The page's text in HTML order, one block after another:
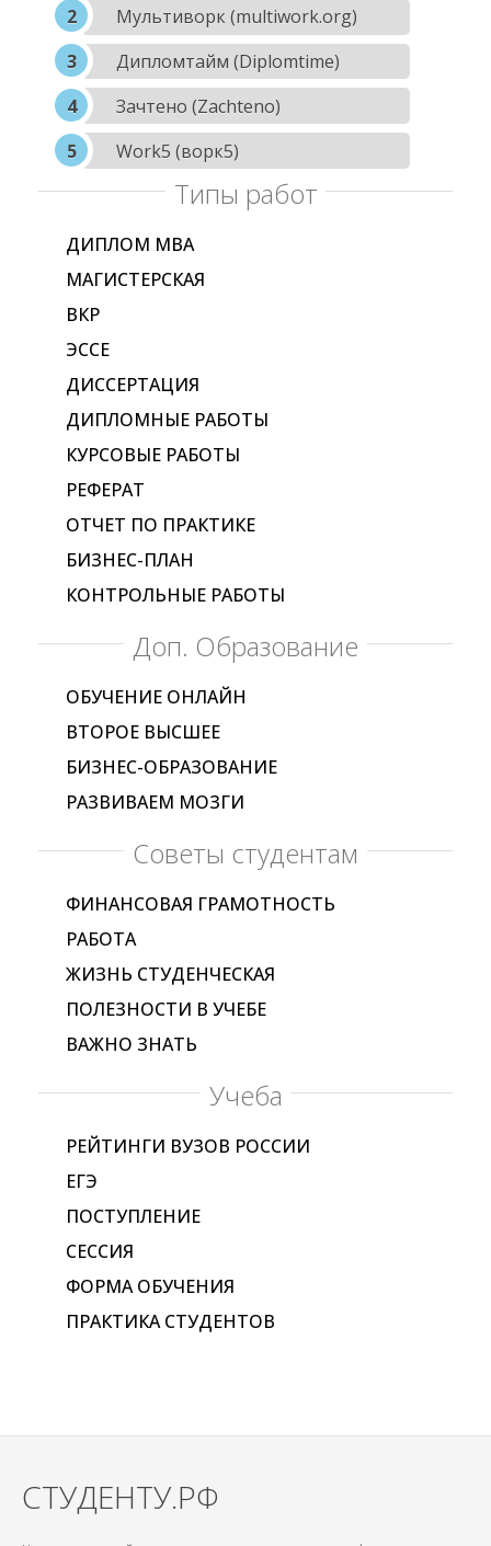
Мультиворк (multiwork.org)
Дипломтайм (Diplomtime)
Зачтено (Zachteno)
Work5 (ворк5)
Типы работ
ДИПЛОМ МВА
МАГИСТЕРСКАЯ
ВКР
ЭССЕ
ДИССЕРТАЦИЯ
ДИПЛОМНЫЕ РАБОТЫ
КУРСОВЫЕ РАБОТЫ
РЕФЕРАТ
ОТЧЕТ ПО ПРАКТИКЕ
БИЗНЕС-ПЛАН
КОНТРОЛЬНЫЕ РАБОТЫ
Доп. Образование
ОБУЧЕНИЕ ОНЛАЙН
ВТОРОЕ ВЫСШЕЕ
БИЗНЕС-ОБРАЗОВАНИЕ
РАЗВИВАЕМ МОЗГИ
Советы студентам
ФИНАНСОВАЯ ГРАМОТНОСТЬ
РАБОТА
ЖИЗНЬ СТУДЕНЧЕСКАЯ
ПОЛЕЗНОСТИ В УЧЕБЕ
ВАЖНО ЗНАТЬ
Учеба
РЕЙТИНГИ ВУЗОВ РОССИИ
ЕГЭ
ПОСТУПЛЕНИЕ
СЕССИЯ
ФОРМА ОБУЧЕНИЯ
ПРАКТИКА СТУДЕНТОВ
СТУДЕНТУ.РФ